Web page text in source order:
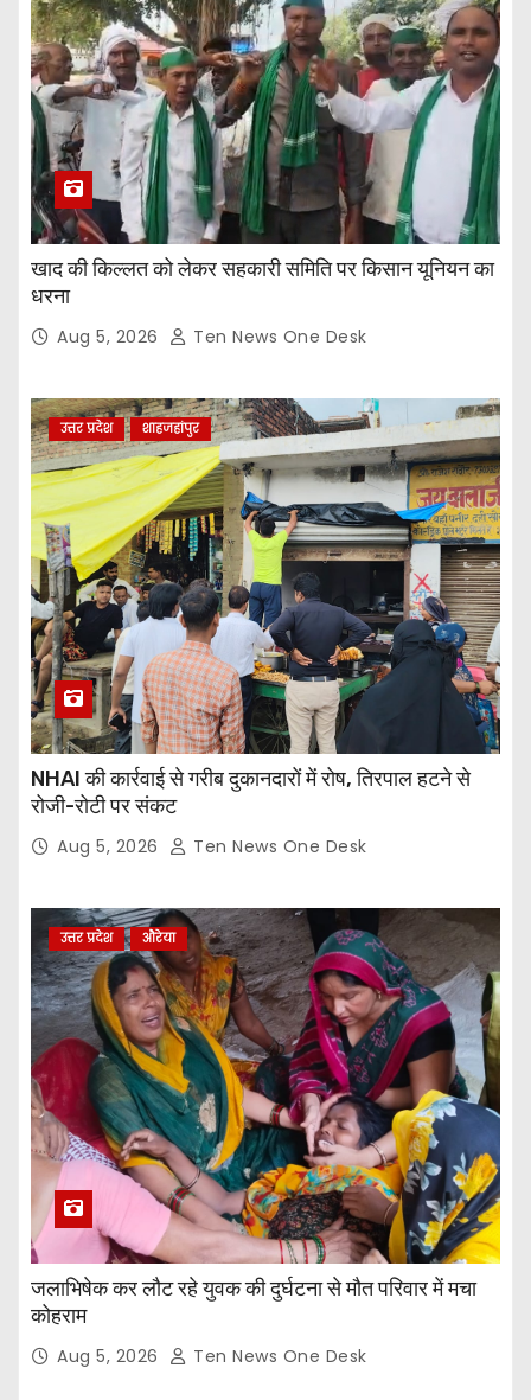
खाद की किल्लत को लेकर सहकारी समिति पर किसान यूनियन का
धरना
Aug 5, 2026 Ten News One Desk
उत्तर प्रदेश शाहजहांपुर
NHAI की कार्रवाई से गरीब दुकानदारों में रोष, तिरपाल हटने से
रोजी-रोटी पर संकट
Aug 5, 2026 Ten News One Desk
उत्तर प्रदेश औरेया
जलाभिषेक कर लौट रहे युवक की दुर्घटना से मौत परिवार में मचा
कोहराम
Aug 5, 2026 Ten News One Desk